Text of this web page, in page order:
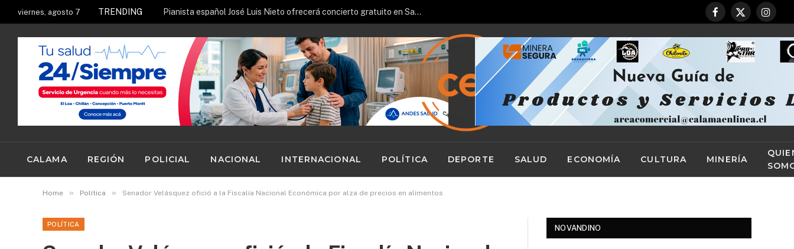
viernes, agosto 7 TRENDING Pianista español José Luis Nieto ofrecerá concierto gratuito en San Pedro de Atacama
Facebook
X
CALAMA REGIÓN POLICIAL NACIONAL INTERNACIONAL POLÍTICA DEPORTE SALUD ECONOMÍA CULTURA MINERÍA
Home » Política » Senador Velásquez ofició a la Fiscalía Nacional Económica por alza de precios en alimentos
POLÍTICA NOVANDINO